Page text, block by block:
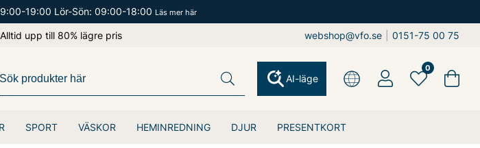
19:00 Lör-Sön: 09:00-18:00 Läs mer här
upp till 80% lägre pris webshop@vfo.se 0151-75 00 75
SPORT VÄSKOR HEMINREDNING DJUR PRESENTKORT
AI-läge
0